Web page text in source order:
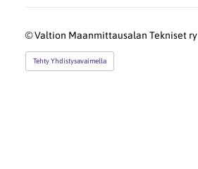
©Valtion Maanmittausalan Tekniset ry
Tehty Yhdistysavaimella